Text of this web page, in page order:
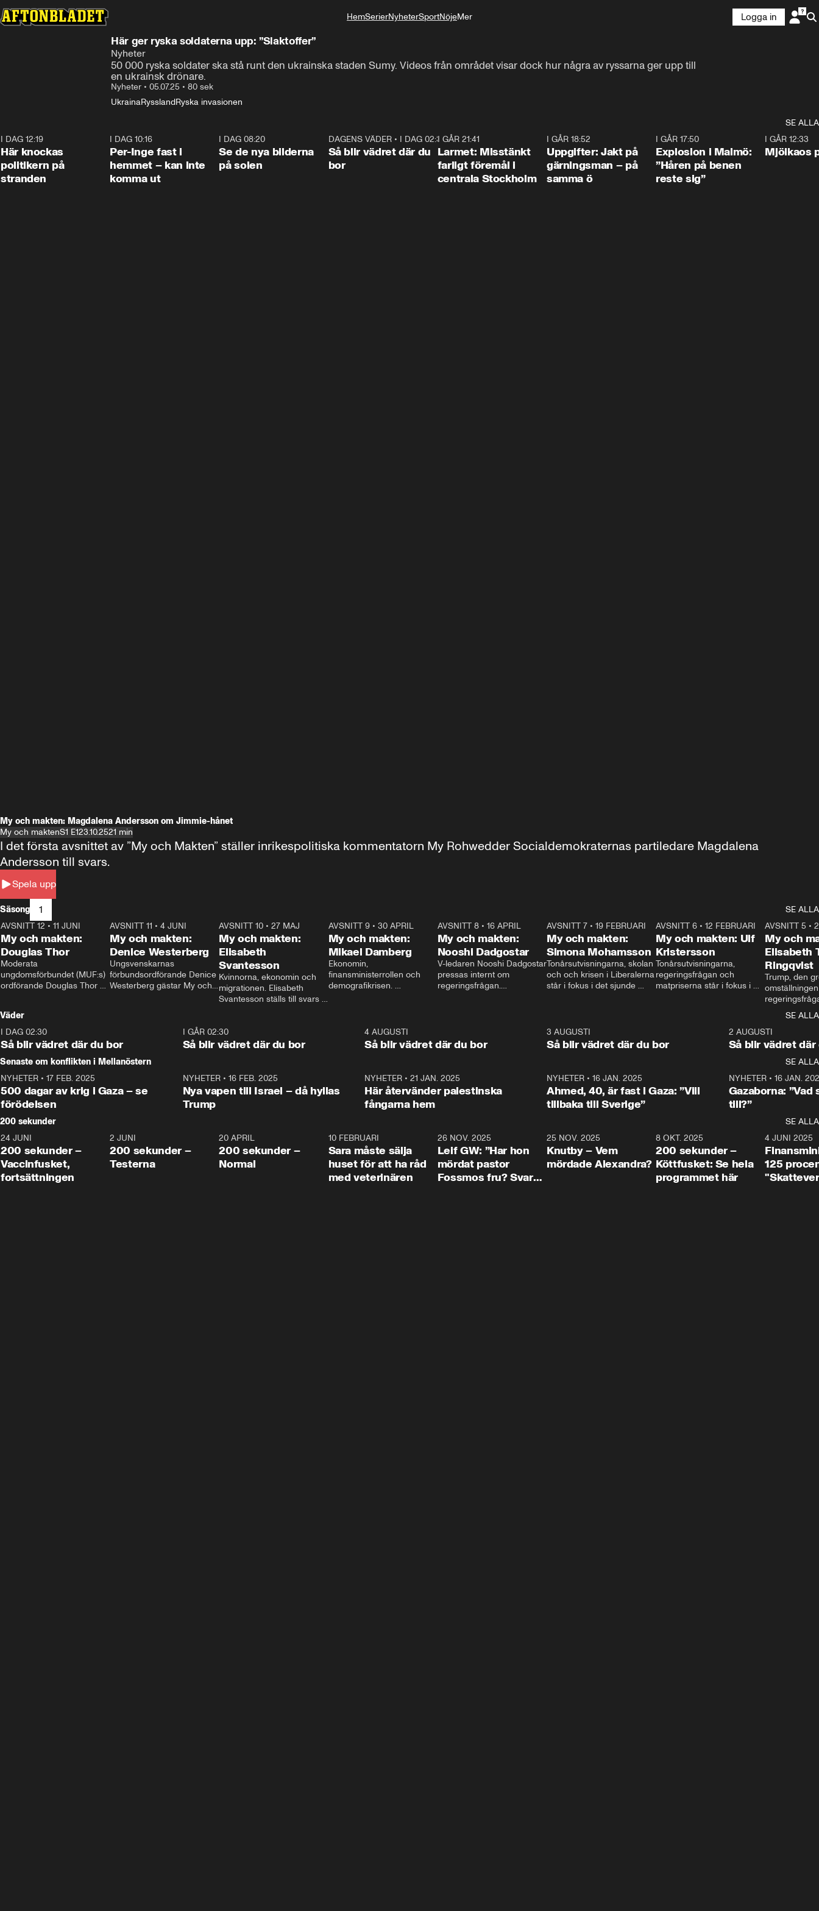
-ska stå runt Sumy i norra Ukraina.
HemSerierNyheterSportNöjeMer
Logga in
Här ger ryska soldaterna upp: ”Slaktoffer”
Nyheter
50 000 ryska soldater ska stå runt den ukrainska staden Sumy. Videos från området visar dock hur några av ryssarna ger upp till
en ukrainsk drönare.
Nyheter • 05.07.25 • 80 sek
UkrainaRysslandRyska invasionen
SE ALLA
I DAG 12:19
Här knockas
politikern på
stranden
I DAG 10:16
Per-Inge fast i
hemmet – kan inte
komma ut
I DAG 08:20
Se de nya bilderna
på solen
1:06
DAGENS VÄDER• I DAG 02:30
Så blir vädret där du
bor
I GÅR 21:41
Larmet: Misstänkt
farligt föremål i
centrala Stockholm
I GÅR 18:52
Uppgifter: Jakt på
gärningsman – på
samma ö
I GÅR 17:50
Explosion i Malmö:
”Håren på benen
reste sig”
I GÅR 12:33
Mjölkaos
My och makten: Magdalena Andersson om Jimmie-hånet
My och maktenS1 E123.10.2521 min
Spela upp
I det första avsnittet av ”My och Makten” ställer inrikespolitiska kommentatorn My Rohwedder Socialdemokraternas partiledare Magdalena
Andersson till svars.
Säsong 1
SE ALLA
26:27
AVSNITT 12 • 11 JUNI
My och makten:
Douglas Thor
Moderata
ungdomsförbundet (MUF:s)
ordförande Douglas Thor
tonårsutvisningarna och hur
Moderaterna ska locka
väljare till valet i höst.
23:40
AVSNITT 11 •4 JUNI
My och makten:
Denice Westerberg
Ungsvenskarnas
förbundsordförande Denice
Westerberg gästar My och
AVSNITT 10 •27 MAJ
My och makten:
Elisabeth
Svantesson
Kvinnorna, ekonomin och
migrationen. Elisabeth
Svantesson ställs till svars
AVSNITT 9• 30 APRIL
My och makten:
Mikael Damberg
Ekonomin,
finansministerrollen och
demografikrisen.
och Makten.
AVSNITT 8• 16 APRIL
My och makten:
Nooshi Dadgostar
V-ledaren Nooshi Dadgostar
pressas internt om
regeringsfrågan.
– Vi ställer upp i val. Ska vi
vara med så sitter vi förstås
24:30
AVSNITT 7• 19 FEBRUARI
My och makten:
Simona Mohamsson
Tonårsutvisningarna, skolan
och och krisen i Liberalerna
står i fokus i det sjunde
kommentator My
Rohwedder ställer
utbildnings- och
Mohamsson till svars.
27:30
AVSNITT 6 •12 FEBRUARI
My och makten: Ulf
Kristersson
Tonårsutvisningarna,
regeringsfrågan och
matpriserna står i fokus i
Rohwedder ställer
statsminister Ulf Kristersson
AVSNITT 5 •
My och
Elisabeth
Ringqvist
Trump, den
centrum i
avsnittet av
Makten”. Se
Aftonbladets
Rohwedder
Thand Ring
Väder
SE ALLA
I DAG 02:30
Så blir vädret där du bor
1:06
I GÅR 02:30
Så blir vädret där du bor
4 AUGUSTI
Så blir vädret där du bor
3 AUGUSTI
Så blir vädret där du bor
2 AUGUSTI
Så blir vädret där
Senaste om konflikten i Mellanöstern
SE ALLA
NYHETER • 17 FEB. 2025
500 dagar av krig i Gaza – se
förödelsen
NYHETER• 16 FEB. 2025
Nya vapen till Israel – då hyllas
Trump
NYHETER •21 JAN. 2025
Här återvänder palestinska
fångarna hem
NYHETER• 16 JAN. 2025
Ahmed, 40, är fast i Gaza: ”Vill
tillbaka till Sverige”
NYHETER• 16 JAN.
Gazaborna:
till?”
200 sekunder
SE ALLA
5:00
24 JUNI
200 sekunder –
Vaccinfusket,
fortsättningen
4:23
2 JUNI
200 sekunder –
Testerna
20 APRIL
200 sekunder –
Normal
10 FEBRUARI
Sara måste sälja
huset för att ha råd
med veterinären
26 NOV. 2025
Leif GW: ”Har hon
mördat pastor
Fossmos fru? Svar
31:05
25 NOV. 2025
Knutby – Vem
mördade Alexandra?
4:29
8 OKT. 2025
200 sekunder –
Köttfusket: Se hela
programmet här
4 JUNI 2025
125